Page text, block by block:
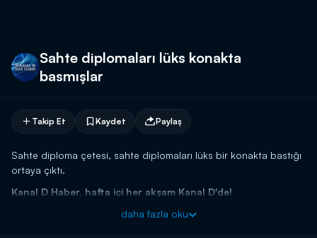
Sahte diplomaları lüks konakta
basmışlar
Takip Et Kaydet Paylaş
Sahte diploma çetesi, sahte diplomaları lüks bir konakta bastığı
ortaya çıktı.
Kanal D Haber, hafta içi her akşam Kanal D'de!
daha fazla oku